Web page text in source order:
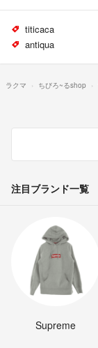
titicaca
antiqua
ラクマ ちびろ~るshop
注目ブランド一覧
Supreme